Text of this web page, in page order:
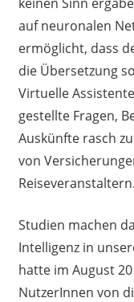
auf neuronalen
ermöglicht, dass
die Übersetzung
Virtuelle
gestellte Fragen,
Auskünfte rasch
von
Reiseveranstaltern.
Studien machen
Intelligenz in
hatte im August
NutzerInnen von